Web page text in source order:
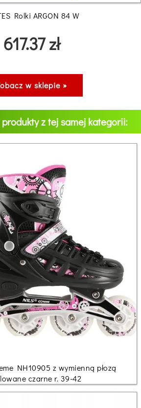
Rolki ARGON 84 W
617.37 zł
w sklepie »
produkty z tej samej kategorii:
NH10905 z wymienną płozą
czarne r. 39-42